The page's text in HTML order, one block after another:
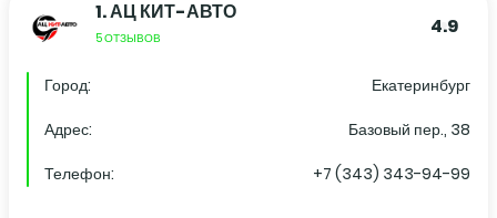
1.АЦ КИТ-АВТО
5 ОТЗЫВОВ 4.9
Город:
Екатеринбург
Адрес:
Базовый пер., 38
Телефон:
+7 (343) 343-94-99